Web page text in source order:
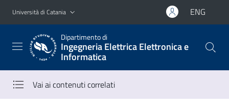
Vai al contenuto principale
Vai al menu di navigazione
Università di Catania ENG
Dipartimento di
Ingegneria Elettrica Elettronica e
Informatica
Vai ai contenuti correlati